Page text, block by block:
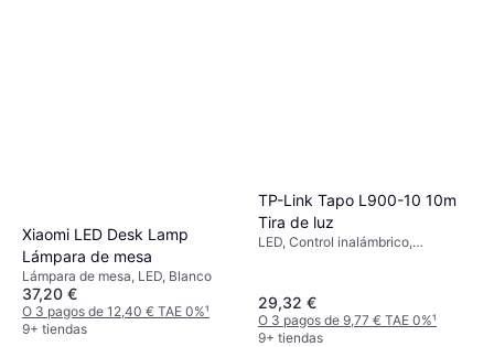
Xiaomi LED Desk Lamp
Lámpara de mesa
Lámpara de mesa, LED, Blanco
37,20 €
O 3 pagos de 12,40 € TAE 0%¹
9+ tiendas
TP-Link Tapo L900-10 10m
Tira de luz
LED, Control inalámbrico,
29,32 €
O 3 pagos de 9,77 € TAE 0%¹
9+ tiendas